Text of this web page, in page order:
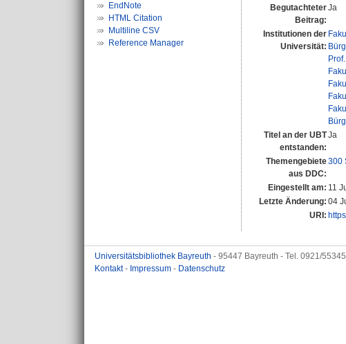
EndNote
HTML Citation
Multiline CSV
Reference Manager
Begutachteter
Beitrag:
Ja
Institutionen der
Universität:
Titel an der UBT
entstanden:
Ja
Themengebiete
aus DDC:
300
Eingestellt am: 11
Letzte Änderung: 04
URI:
Universitätsbibliothek Bayreuth - 95447 Bayreuth - Tel. 0921/
Kontakt- Impressum - Datenschutz